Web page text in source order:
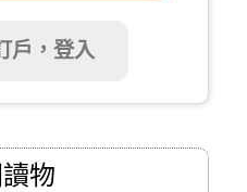
戶，登入
物